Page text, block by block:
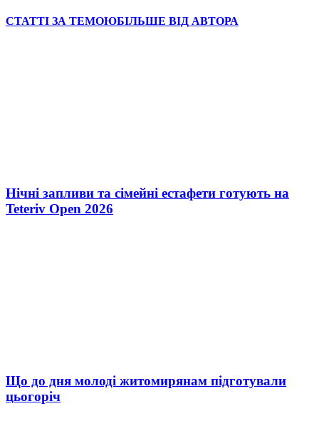
СТАТТІ ЗА ТЕМОЮБІЛЬШЕ ВІД АВТОРА
Нічні запливи та сімейні естафети готують на
Teteriv Open 2026
Що до дня молоді житомирянам підготували
цьогоріч